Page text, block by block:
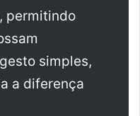
permitindo
simples,
a diferença